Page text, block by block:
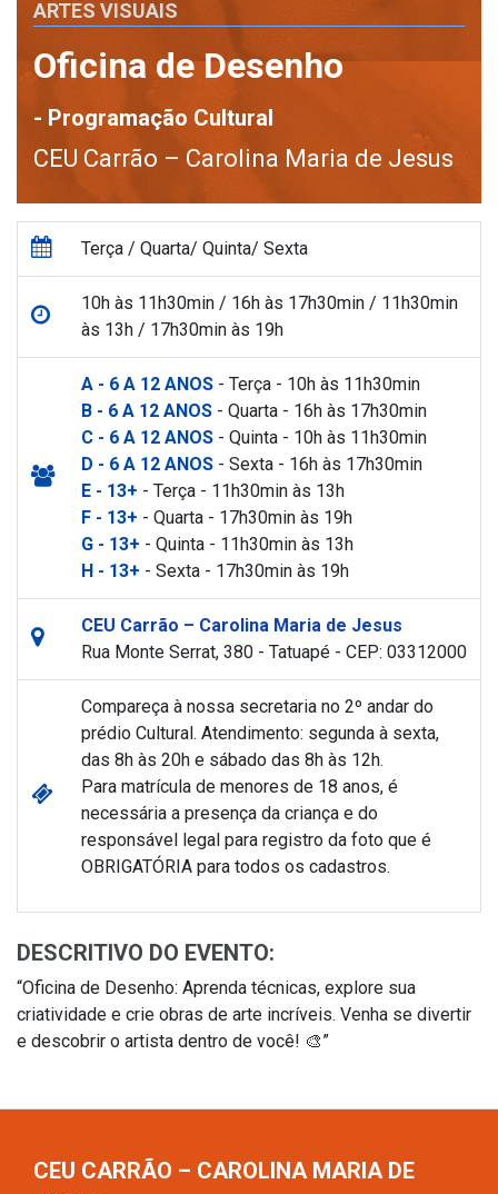
ARTES VISUAIS
Oficina de Desenho
- Programação Cultural
CEU Carrão – Carolina Maria de Jesus
Terça / Quarta/ Quinta/ Sexta
10h às 11h30min / 16h às 17h30min / 11h30min
às 13h / 17h30min às 19h
A - 6 A 12 ANOS - Terça - 10h às 11h30min
B - 6 A 12 ANOS - Quarta - 16h às 17h30min
C - 6 A 12 ANOS - Quinta - 10h às 11h30min
D - 6 A 12 ANOS - Sexta - 16h às 17h30min
E - 13+ - Terça - 11h30min às 13h
F - 13+ - Quarta - 17h30min às 19h
G - 13+ - Quinta - 11h30min às 13h
H - 13+ - Sexta - 17h30min às 19h
CEU Carrão – Carolina Maria de Jesus
Rua Monte Serrat, 380 - Tatuapé - CEP: 03312000
Compareça à nossa secretaria no 2º andar do
prédio Cultural. Atendimento: segunda à sexta,
das 8h às 20h e sábado das 8h às 12h.
Para matrícula de menores de 18 anos, é
necessária a presença da criança e do
responsável legal para registro da foto que é
OBRIGATÓRIA para todos os cadastros.
DESCRITIVO DO EVENTO:
“Oficina de Desenho: Aprenda técnicas, explore sua
criatividade e crie obras de arte incríveis. Venha se divertir
e descobrir o artista dentro de você! 🎨”
CEU CARRÃO – CAROLINA MARIA DE